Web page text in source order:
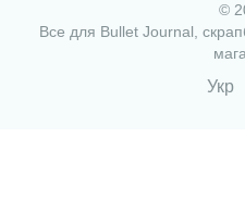
©
Все для Bullet Journal,
Укр